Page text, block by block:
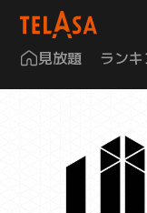
見放題 ラン